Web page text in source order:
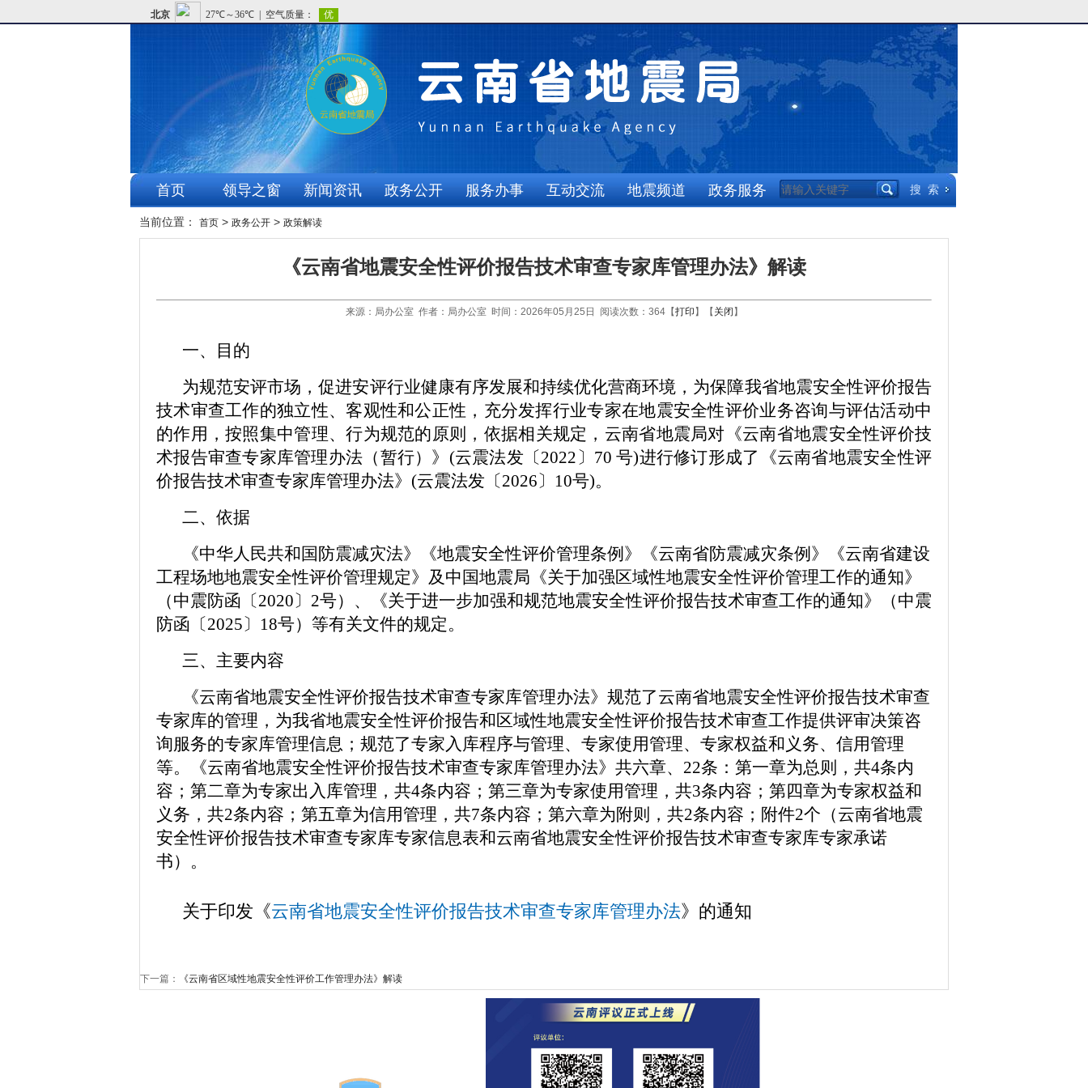
首页 领导之窗 新闻资讯 政务公开 服务办事 互动交流 地震频道 政务服务
当前位置： 首页 > 政务公开 > 政策解读
《云南省地震安全性评价报告技术审查专家库管理办法》解读
来源：局办公室 作者：局办公室 时间：2026年05月25日 阅读次数： 364【打印 】【 关闭 】
一、
目的
为规范安评市场，促进安评行业健康有序发展和持续优化营商环境， 为保障我省地震安全性评价报告
技术审查工作的独立性、客观性和公正性，充分发挥行业专家在地震安全性评价业务咨询与评估活动中
的作用，按照集中管理、行为规范的原则 ， 依据相关规定， 云南省地震局对《云南省地震安全性评价技
术报告审查专家库管理办法（暂行）》(云震法发〔2022〕70 号)进行修订形成了《云南省地震安全性评
价报告技术审查专家库管理办法》(云震法发〔2026〕10号)。
二、依据
《中华人民共和国防震减灾法》 《地震安全性评价管理条例》 《云南省防震减灾条例 》
《云南省建设
工程场地地震安全性评价管理规定》及 中国地震局 《关于加强区域性地震安全性评价管理工作的通知》
（中震防函〔2020〕2号） 、
《关于进一步加强和规范地震安全性评价报告技术审查工作的通知》（中震
防函〔2025〕18号） 等有关文件的规定。
三、主要内容
《云南省地震安全性评价报告技术审查专家库管理办法》 规范了云南省地震安全性评价报告技术审查
专家库的管理 ，为我省地震安全性评价报告和区域性地震安全性评价报告技术审查工作提供评审决策咨
询服务的专家库管理信息 ； 规范了专家入库程序与管理、专家使用管理、专家权益和义务、信用管理
等。 《云南省地震安全性评价报告技术审查专家库管理办法》 共六章、 22条 ：第一章为总则 ， 共4条内
容 ； 第二章为专家出入库管理，共4条内容 ； 第三章为专家使用管理，共3条内容 ；第四章为专家权益和
义务，共2条内容 ；第五章为信用管理，共7条内容；第六章为附则，共2条内容；附件2个（云南省地震
安全性评价报告技术审查专家库专家信息表和云南省地震安全性评价报告技术审查专家库专家承诺
书）。
关于印发《云南省地震安全性评价报告技术审查专家库管理办法》的通知
下一篇： 《云南省区域性地震安全性评价工作管理办法》解读